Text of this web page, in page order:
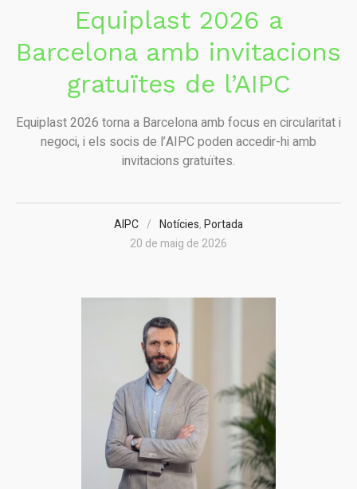
Equiplast 2026 a
Barcelona amb invitacions
gratuïtes de l’AIPC
Equiplast 2026 torna a Barcelona amb focus en circularitat i
negoci, i els socis de l’AIPC poden accedir-hi amb
invitacions gratuïtes.
AIPC Notícies,Portada
20 de maig de 2026